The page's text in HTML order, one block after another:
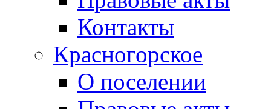
Контакты
Красногорское
О поселении